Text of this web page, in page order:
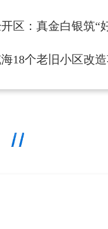
区：真金白银筑“
18个老旧小区改造项目完工丨我